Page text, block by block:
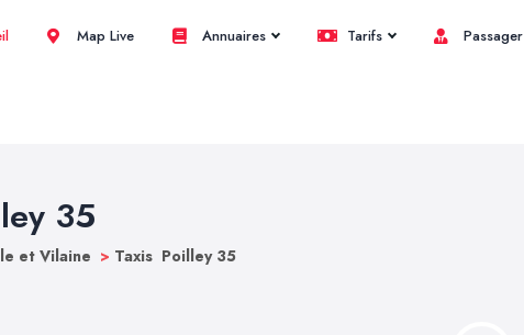
Map Live Annuaires Tarifs Passager
35
et Vilaine > Taxis Poilley 35